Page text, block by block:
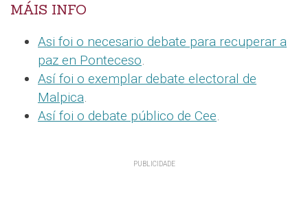
MÁIS INFO
Asi foi o necesario debate para recuperar a
paz en Ponteceso.
Así foi o exemplar debate electoral de
Malpica.
Así foi o debate público de Cee.